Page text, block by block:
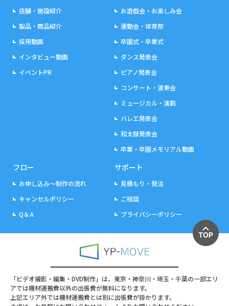
店舗・施設紹介
製品・商品紹介
採用動画
インタビュー動画
イベントPR
お遊戯会・お楽しみ会
運動会・体育祭
卒園式・卒業式
ダンス発表会
ピアノ発表会
コンサート・演奏会
ミュージカル・演劇
バレエ発表会
和太鼓発表会
卒業・卒園メモリアル動画
フロー
お申し込み～制作の流れ
キャンセルポリシー
Q＆A
サポート
見積もり・発注
ご相談
プライバシーポリシー
「ビデオ撮影・編集・DVD制作」は、東京・神奈川・埼玉・千葉の一部エリ
アでは機材運搬費以外の出張費が無料になります。
上記エリア外では機材運搬費とは別に出張費が掛かります。